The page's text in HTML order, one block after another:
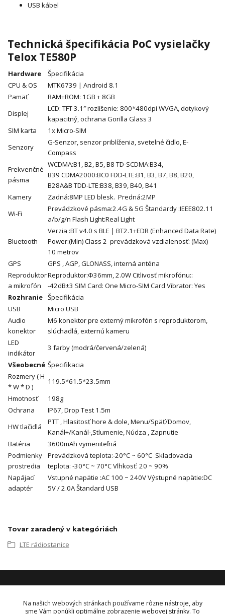
USB kábel
Technická špecifikácia PoC vysielačky
Telox TE580P
Hardware
Špecifikácia
CPU & OS
MTK6739 | Android 8.1
Pamäť
RAM+ROM: 1GB + 8GB
Displej
LCD: TFT 3.1″ rozlíšenie: 800*480dpi WVGA, dotykový
kapacitný, ochrana Gorilla Glass 3
SIM karta
1x Micro-SIM
Senzory
G-Senzor, senzor priblíženia, svetelné čidlo, E-
Compass
Frekvenčné
pásma
WCDMA:B1, B2, B5, B8 TD-SCDMA:B34,
B39 CDMA2000:BC0 FDD-LTE:B1, B3, B7, B8, B20,
B28A&B TDD-LTE:B38, B39, B40, B41
Kamery
Zadná:8MP LED blesk. Predná:2MP
Wi-Fi
Prevádzkové pásma:2.4G & 5G Štandardy :IEEE802.11
a/b/g/n Flash Light:Real Light
Bluetooth
Verzia :BT v4.0 s BLE | BT2.1+EDR (Enhanced Data Rate)
Power:(Min) Class 2 prevádzková vzdialenosť: (Max)
10 metrov
GPS
GPS , AGP, GLONASS, interná anténa
Reproduktor
a mikrofón
Reproduktor:Φ36mm, 2.0W Citlivosť mikrofónu::
-42dB±3 SIM Card: One Micro-SIM Card Vibrator: Yes
Rozhranie Špecifikácia
USB
Micro USB
Audio
konektor
M6 konektor pre externý mikrofón s reproduktorom,
slúchadlá, externú kameru
LED
indikátor
3 farby (modrá/červená/zelená)
Všeobecné Špecifikacia
Rozmery ( H
* W * D )
119.5*61.5*23.5mm
Hmotnosť
198g
Ochrana
IP67, Drop Test 1.5m
HW tlačidlá
PTT , Hlasitosť hore & dole, Menu/Späť/Domov,
Kanál+/Kanál-,Stlumenie, Núdza , Zapnutie
Batéria
3600mAh vymeniteľná
Podmienky
prostredia
Prevádzková teplota:-20°C ~ 60°C Skladovacia
teplota: -30°C ~ 70°C Vlhkosť: 20 ~ 90%
Napájací
adaptér
Vstupné napätie :AC 100 ~ 240V Výstupné napätie:DC
5V / 2.0A Štandard USB
Tovar zaradený v kategóriách
LTE rádiostanice
KONTAKT
Na našich webových stránkach používame rôzne nástroje, aby
sme Vám ponúkli optimálne zobrazenie webovej stránky. To